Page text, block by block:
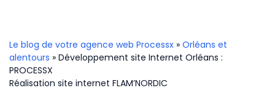
Le blog de votre agence web Processx » Orléans et
alentours » Développement site Internet Orléans :
PROCESSX
Réalisation site internet FLAM’NORDIC